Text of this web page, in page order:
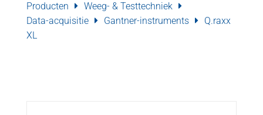
Producten
Weeg- & Testtechniek
Data-acquisitie
Gantner-instruments
Q.raxx
XL